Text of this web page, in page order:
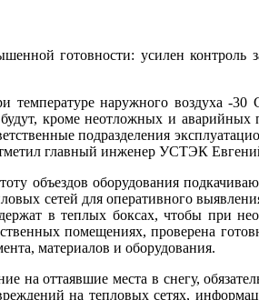
готовности: усилен контроль
наружного воздуха -
кроме неотложных и
подразделения
главный инженер УСТЭК
объездов оборудования
сетей для оперативного
в теплых боксах, чтобы при
помещениях, проверена
материалов и оборудования.
оттаявшие места в снегу,
на тепловых сетях,